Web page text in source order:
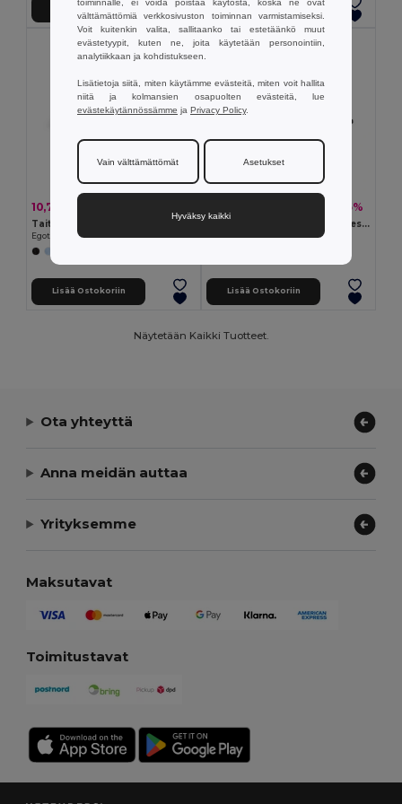
Lisää Ostokoriin Lisää Ostokoriin
10,78 €
Egotier 99040
Lisää Ostokoriin
-15%
Taitettava kierrätetystä polyesteristä (100% rPET) 190T pongee-sateenvarjo, jossa on automaattinen avautuminen
Lisää Ostokoriin
Näytetään Kaikki Tuotteet.
Ota yhteyttä
Anna meidän auttaa
Yrityksemme
Maksutavat
Toimitustavat
toiminnalle, ei voida poistaa käytöstä, koska ne ovat
välttämättömiä verkkosivuston toiminnan varmistamiseksi.
Voit kuitenkin valita, sallitaanko tai estetäänkö muut
evästetyypit, kuten ne, joita käytetään personointiin,
analytiikkaan ja kohdistukseen.
Lisätietoja siitä, miten käytämme evästeitä, miten voit hallita
niitä ja kolmansien osapuolten evästeitä, lue
evästekäytännössämme ja Privacy Policy.
Vain välttämättömät Asetukset
Hyväksy kaikki